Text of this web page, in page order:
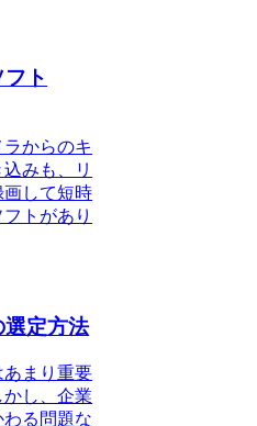
ト
からのキ
みも、リ
して短時
トがあり
選定方法
まり重要
し、企業
る問題な